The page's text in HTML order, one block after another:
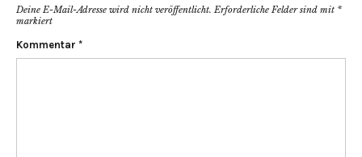
Deine E-Mail-Adresse wird nicht veröffentlicht. Erforderliche Felder sind mit *
markiert
Kommentar *